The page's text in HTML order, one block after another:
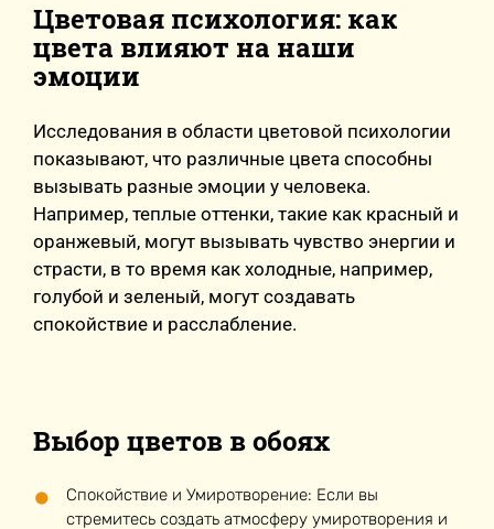
Цветовая психология: как
цвета влияют на наши
эмоции
Исследования в области цветовой психологии
показывают, что различные цвета способны
вызывать разные эмоции у человека.
Например, теплые оттенки, такие как красный и
оранжевый, могут вызывать чувство энергии и
страсти, в то время как холодные, например,
голубой и зеленый, могут создавать
спокойствие и расслабление.
Выбор цветов в обоях
Спокойствие и Умиротворение: Если вы
стремитесь создать атмосферу умиротворения и